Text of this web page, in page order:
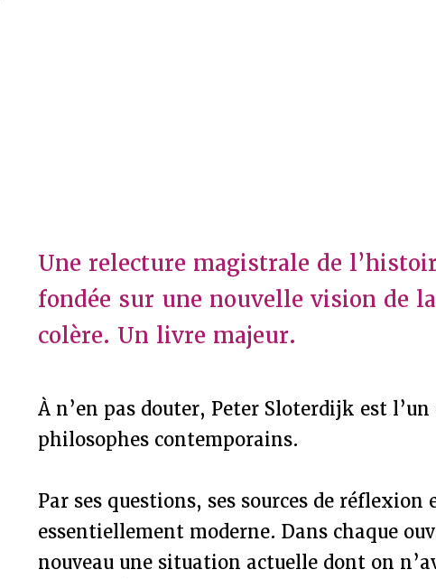
Une relecture magistrale de
fondée sur une nouvelle vision de
colère. Un livre majeur.
À n’en pas douter, Peter Sloterdijk est
philosophes contemporains.
Par ses questions, ses sources de
essentiellement moderne. Dans chaque
nouveau une situation actuelle dont on